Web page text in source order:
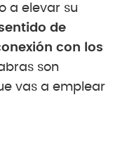
a elevar su
de
con los
son
vas a emplear